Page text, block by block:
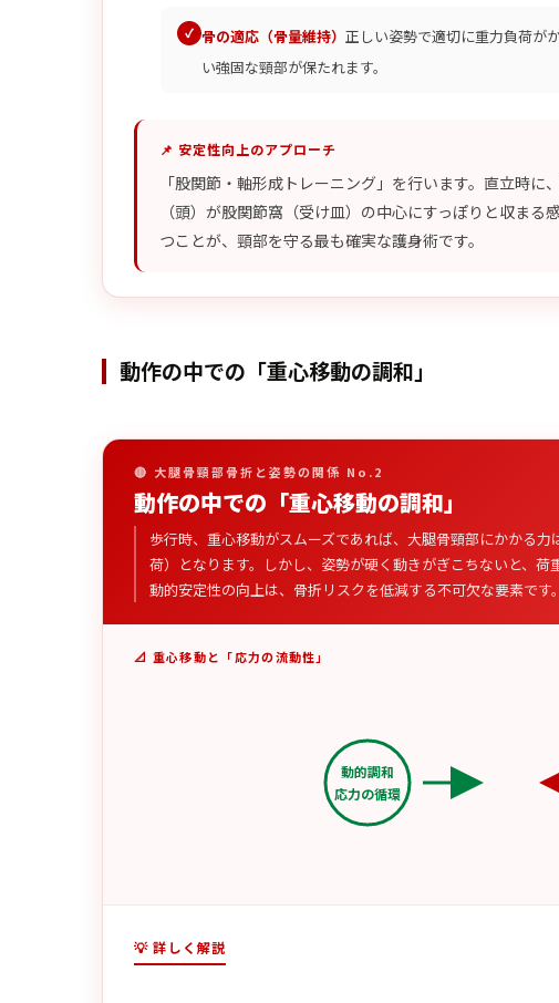
骨の適応（骨量維持） 正しい姿勢で適切に重力負荷が
い強固な頸部が保たれます。
📌 安定性向上のアプローチ
「股関節・軸形成トレーニング」を行います。直立時
（頭）が股関節窩（受け皿）の中心にすっぽりと収ま
つことが、頸部を守る最も確実な護身術です。
動作の中での「重心移動の調和」
🔴 大腿骨頸部骨折と姿勢の関係 No.2
動作の中での「重心移動の調和」
歩行時、重心移動がスムーズであれば、大腿骨頸部にかかる
荷）となります。しかし、姿勢が硬く動きがぎこちないと、荷
動的安定性の向上は、骨折リスクを低減する不可欠な要素です。
📐 重心移動と「応力の流動性」
動的調和
応力の循環
💡 詳しく解説